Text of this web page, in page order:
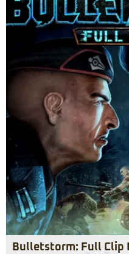
Bulletstorm: Full Clip